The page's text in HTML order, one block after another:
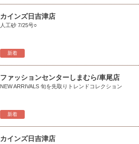
新着
カインズ日吉津店
人工砂 7/25号○
新着
ファッションセンターしまむら/車尾店
NEW ARRIVALS 旬を先取りトレンドコレクション
カインズ日吉津店